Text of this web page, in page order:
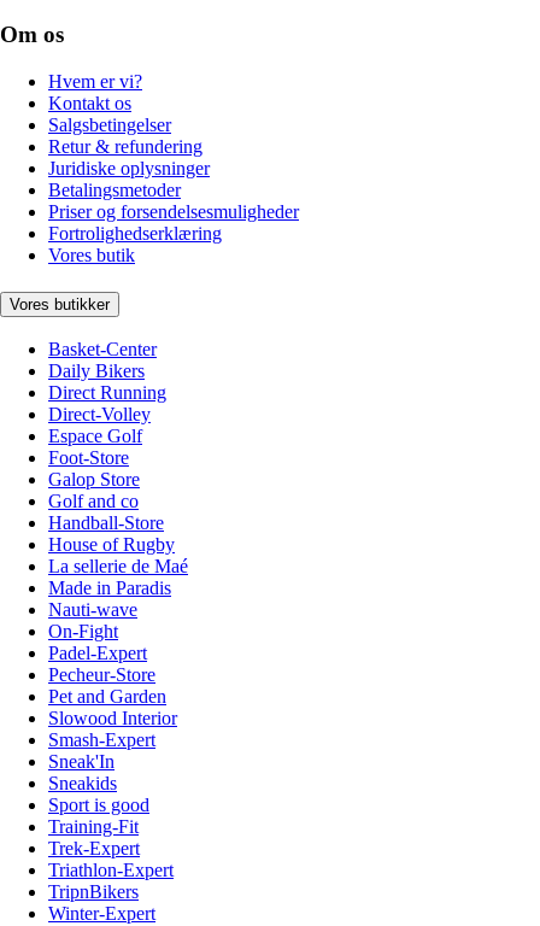
Om os
Hvem er vi?
Kontakt os
Salgsbetingelser
Retur & refundering
Juridiske oplysninger
Betalingsmetoder
Priser og forsendelsesmuligheder
Fortrolighedserklæring
Vores butik
Vores butikker
Basket-Center
Daily Bikers
Direct Running
Direct-Volley
Espace Golf
Foot-Store
Galop Store
Golf and co
Handball-Store
House of Rugby
La sellerie de Maé
Made in Paradis
Nauti-wave
On-Fight
Padel-Expert
Pecheur-Store
Pet and Garden
Slowood Interior
Smash-Expert
Sneak'In
Sneakids
Sport is good
Training-Fit
Trek-Expert
Triathlon-Expert
TripnBikers
Winter-Expert